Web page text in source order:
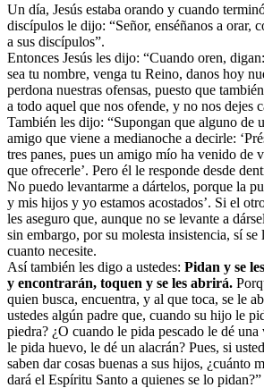
Un día, Jesús estaba orando y cuando
discípulos le dijo: “Señor, enséñanos a orar,
a sus discípulos”.
Entonces Jesús les dijo: “Cuando oren,
sea tu nombre, venga tu Reino, danos hoy
perdona nuestras ofensas, puesto que
a todo aquel que nos ofende, y no nos dejes
También les dijo: “Supongan que alguno de
amigo que viene a medianoche a decirle:
tres panes, pues un amigo mío ha venido de
que ofrecerle’. Pero él le responde desde
No puedo levantarme a dártelos, porque la
y mis hijos y yo estamos acostados’. Si el
les aseguro que, aunque no se levante a
sin embargo, por su molesta insistencia, sí se
cuanto necesite.
Así también les digo a ustedes: Pidan y se
y encontrarán, toquen y se les abrirá.
quien busca, encuentra, y al que toca, se le
ustedes algún padre que, cuando su hijo le
piedra? ¿O cuando le pida pescado le dé
le pida huevo, le dé un alacrán? Pues, si
saben dar cosas buenas a sus hijos, ¿cuánto
dará el Espíritu Santo a quienes se lo pidan?”